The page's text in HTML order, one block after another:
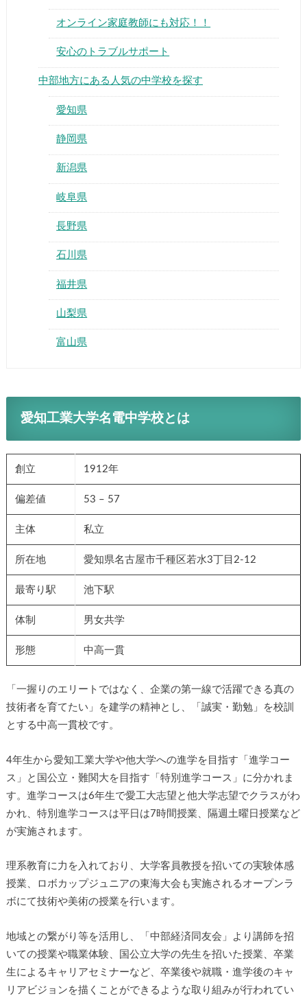
オンライン家庭教師にも対応！！
安心のトラブルサポート
中部地方にある人気の中学校を探す
愛知県
静岡県
新潟県
岐阜県
長野県
石川県
福井県
山梨県
富山県
愛知工業大学名電中学校とは
創立 1912年
偏差値 53 – 57
主体 私立
所在地 愛知県名古屋市千種区若水3丁目2-12
最寄り駅 池下駅
体制 男女共学
形態 中高一貫
「一握りのエリートではなく、企業の第一線で活躍できる真の
技術者を育てたい」を建学の精神とし、「誠実・勤勉」を校訓
とする中高一貫校です。
4年生から愛知工業大学や他大学への進学を目指す「進学コー
ス」と国公立・難関大を目指す「特別進学コース」に分かれま
す。進学コースは6年生で愛工大志望と他大学志望でクラスがわ
かれ、特別進学コースは平日は7時間授業、隔週土曜日授業など
が実施されます。
理系教育に力を入れており、大学客員教授を招いての実験体感
授業、ロボカップジュニアの東海大会も実施されるオープンラ
ボにて技術や美術の授業を行います。
地域との繋がり等を活用し、「中部経済同友会」より講師を招
いての授業や職業体験、国公立大学の先生を招いた授業、卒業
生によるキャリアセミナーなど、卒業後や就職・進学後のキャ
リアビジョンを描くことができるような取り組みが行われてい